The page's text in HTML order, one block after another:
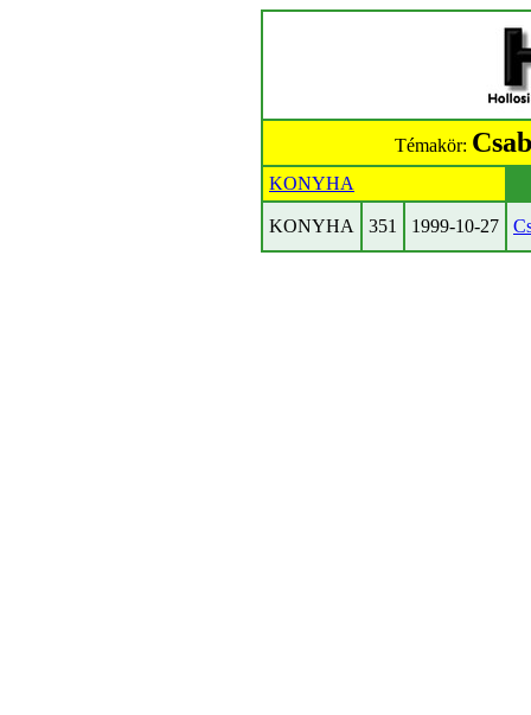
Témakör:
KONYHA
KONYHA 351 1999-10-27